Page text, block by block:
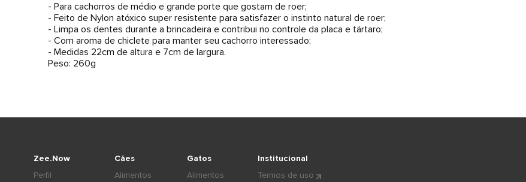
- Para cachorros de médio e grande porte que gostam de roer;
- Feito de Nylon atóxico super resistente para satisfazer o instinto natural de roer;
- Limpa os dentes durante a brincadeira e contribui no controle da placa e tártaro;
- Com aroma de chiclete para manter seu cachorro interessado;
- Medidas 22cm de altura e 7cm de largura.
Peso: 260g
Cães
Alimentos
Gatos
Alimentos
Zee.Now
Perfil
Institucional
Termos de uso